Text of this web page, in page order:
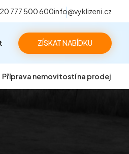
777 500 600info@vyklizeni.cz
ZÍSKAT NABÍDKU
Příprava nemovitostí na prodej